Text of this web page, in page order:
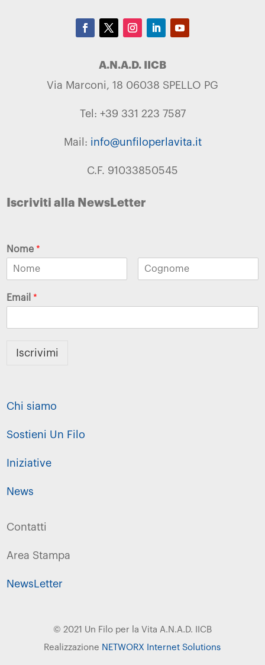
A.N.A.D. IICB
Via Marconi, 18 06038 SPELLO PG
Tel: +39 331 223 7587
Mail: info@unfiloperlavita.it
C.F. 91033850545
Iscriviti alla NewsLetter
Nome*
Email*
Iscrivimi
Chi siamo
Sostieni Un Filo
Iniziative
News
Contatti
Area Stampa
NewsLetter
© 2021 Un Filo per la Vita A.N.A.D. IICB
Realizzazione NETWORX Internet Solutions